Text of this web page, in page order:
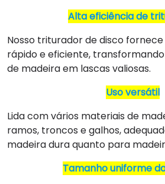
Alta eficiência de
Nosso triturador de disco
rápido e eficiente,
de madeira em lascas valiosas.
Uso versátil
Lida com vários materiais de
ramos, troncos e galhos,
madeira dura quanto para
Tamanho uniforme